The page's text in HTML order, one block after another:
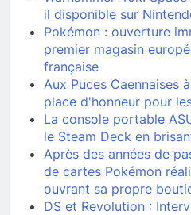
il disponible sur
Pokémon : ouverture
premier magasin
française
Aux Puces Caennaises
place d'honneur pour
La console portable
le Steam Deck en
Après des années de
de cartes Pokémon
ouvrant sa propre
DS et Revolution :